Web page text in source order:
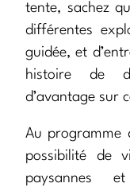
tente, sachez
différentes
guidée, et
histoire de
d’avantage sur
Au programme
possibilité de
paysannes